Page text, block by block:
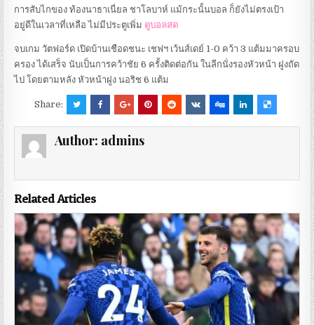
การสับไกของ ท้องนาธาเนี่ยล ชาโลบาห์ แม้กระนั้นบอล ก็ยังไม่ตรงเป้า
อยู่ดีในเวลาที่เหลือ ไม่มีประตูเพิ่ม ดูบอลสด
จบเกม วัตฟอร์ด เปิดบ้านเชือดชนะ เชฟฯ เว้นส์เดย์ 1-0 คว้า 3 แต้มมาครอบ
ครอง ได้เสร็จ นับเป็นการคว้าชัย 6 ครั้งติดต่อกัน ในลีกนั่งรองหัวหน้า ฝูงถัด
ไป โดยตามหลัง หัวหน้าฝูง นอริช 6 แต้ม
Share:
Author: admins
Related Articles